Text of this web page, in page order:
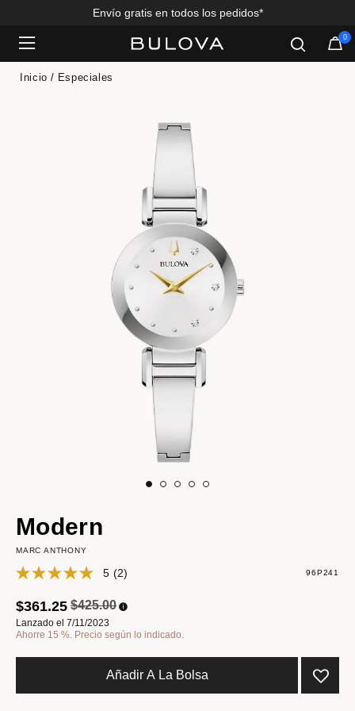
Envío gratis en todos los pedidos*
0
Inicio Especiales
Modern
MARC ANTHONY
5 (2) 96P241
Precio reducido de
$425.00a
$361.25
Lanzado el 7/11/2023
Ahorre 15 %. Precio según lo indicado.
Añadir A La Bolsa
Added to Manage Wishlist